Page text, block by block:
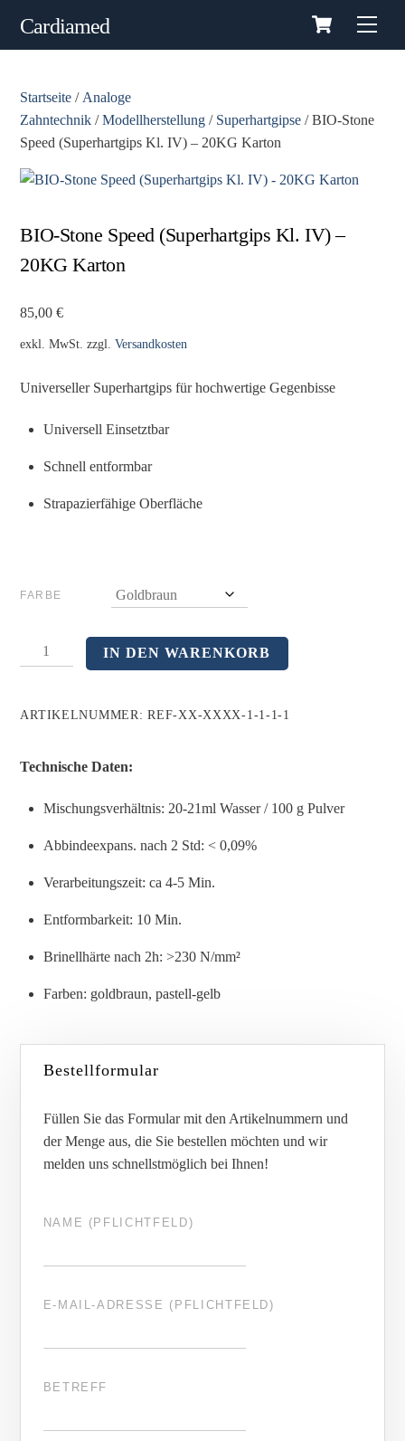
Cart
Cardiamed
Startseite / Analoge
Zahntechnik /Modellherstellung / Superhartgipse / BIO-Stone
Speed (Superhartgips Kl. IV) – 20KG Karton
BIO-Stone Speed (Superhartgips Kl. IV) –
20KG Karton
85,00€
exkl. MwSt. zzgl.Versandkosten
Universeller Superhartgips für hochwertige Gegenbisse
Universell Einsetztbar
Schnell entformbar
Strapazierfähige Oberfläche
FARBE
BIO-
STONE
(SUPERHARTGIPS
IV)
20KG
MENGE
IN DEN WARENKORB
ARTIKELNUMMER:REF-XX-XXXX-1-1-1-1
Technische Daten:
Mischungsverhältnis: 20-21ml Wasser / 100 g Pulver
Abbindeexpans. nach 2 Std: < 0,09%
Verarbeitungszeit: ca 4-5 Min.
Entformbarkeit: 10 Min.
Brinellhärte nach 2h: >230 N/mm²
Farben: goldbraun, pastell-gelb
Bestellformular
Füllen Sie das Formular mit den Artikelnummern und
der Menge aus, die Sie bestellen möchten und wir
melden uns schnellstmöglich bei Ihnen!
NAME (PFLICHTFELD)
E-MAIL-ADRESSE (PFLICHTFELD)
BETREFF